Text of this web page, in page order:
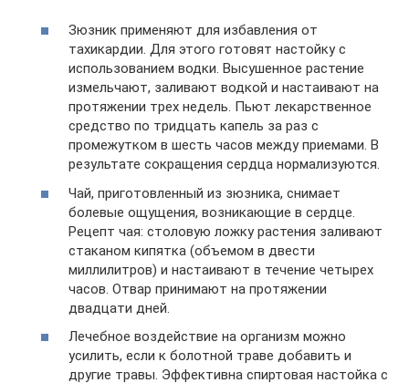
Зюзник применяют для избавления от
тахикардии. Для этого готовят настойку с
использованием водки. Высушенное растение
измельчают, заливают водкой и настаивают на
протяжении трех недель. Пьют лекарственное
средство по тридцать капель за раз с
промежутком в шесть часов между приемами. В
результате сокращения сердца нормализуются.
Чай, приготовленный из зюзника, снимает
болевые ощущения, возникающие в сердце.
Рецепт чая: столовую ложку растения заливают
стаканом кипятка (объемом в двести
миллилитров) и настаивают в течение четырех
часов. Отвар принимают на протяжении
двадцати дней.
Лечебное воздействие на организм можно
усилить, если к болотной траве добавить и
другие травы. Эффективна спиртовая настойка с